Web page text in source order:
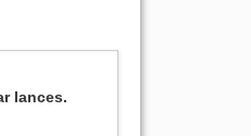
lances.